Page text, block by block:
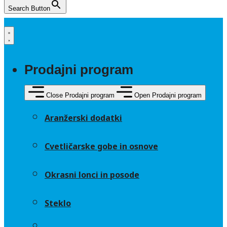
Search Button
Prodajni program
Close Prodajni program Open Prodajni program
Aranžerski dodatki
Cvetličarske gobe in osnove
Okrasni lonci in posode
Steklo